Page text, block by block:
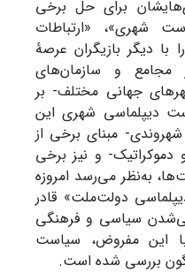
برای حل برخی
شهری»، «ارتباطات
دیگر بازیگران عرصۀ
مجامع و سازمان‌های
جهانی مختلف- بر
دیپلماسی شهری این
مبنای برخی از
و نیز برخی
به‌نظر می‌رسد امروزه
دولت‌ملت» قادر
سیاسی و فرهنگی
این مفروض، سیاست
بررسی شده است.